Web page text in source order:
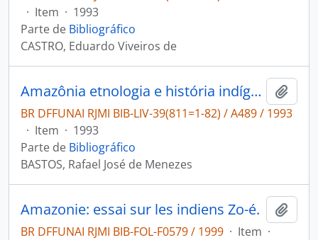
· Item · 1993
Parte de Bibliográfico
CASTRO, Eduardo Viveiros de
Amazônia etnologia e história indígena
BR DFFUNAI RJMI BIB-LIV-39(811=1-82) / A489 / 1993
· Item · 1993
Parte de Bibliográfico
BASTOS, Rafael José de Menezes
Amazonie: essai sur les indiens Zo-é.
BR DFFUNAI RJMI BIB-FOL-F0579 / 1999 · Item ·